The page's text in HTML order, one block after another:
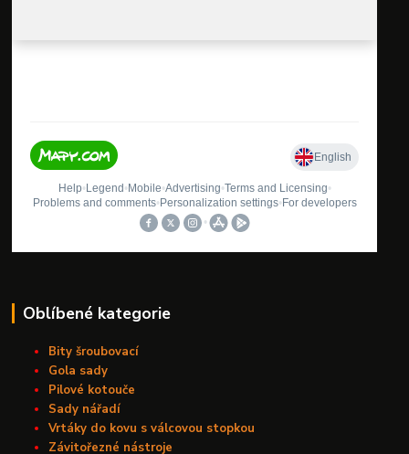
Oblíbené kategorie
Bity šroubovací
Gola sady
Pilové kotouče
Sady nářadí
Vrtáky do kovu s válcovou stopkou
Závitořezné nástroje